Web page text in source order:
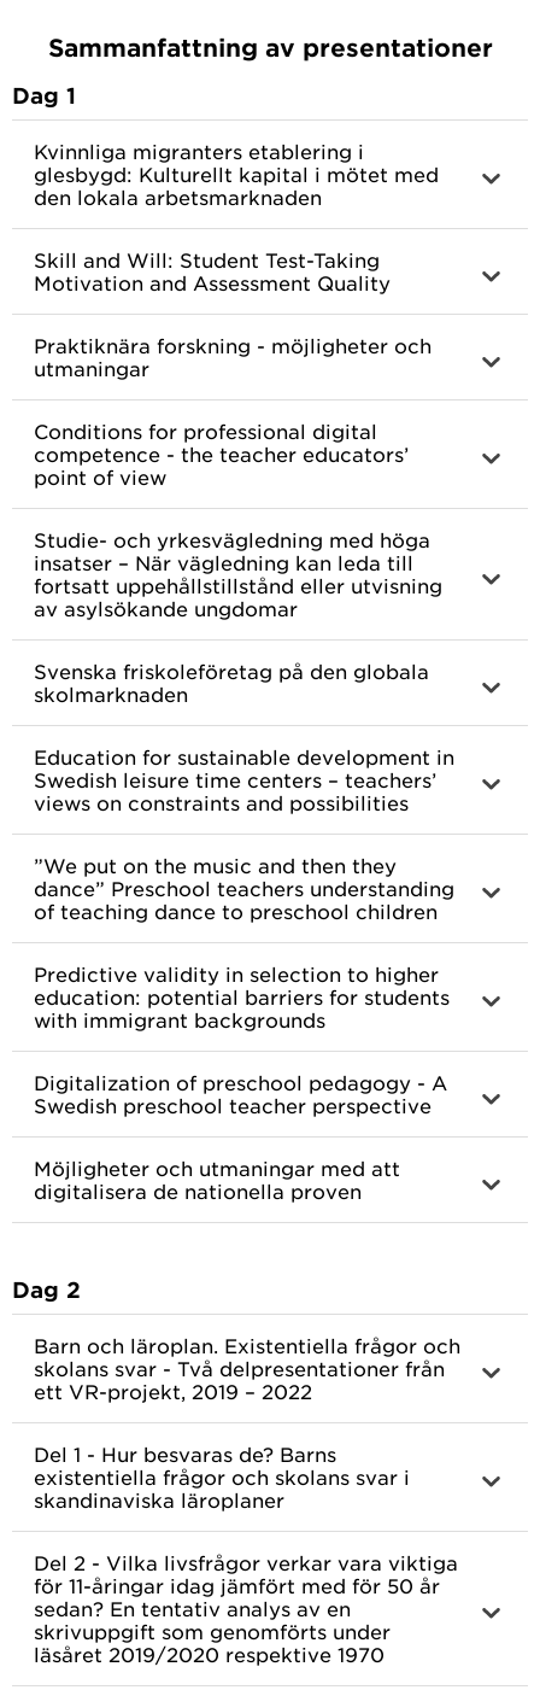
Sammanfattning av presentationer
Dag 1
Kvinnliga migranters etablering i
glesbygd: Kulturellt kapital i mötet med
den lokala arbetsmarknaden
Skill and Will: Student Test-Taking
Motivation and Assessment Quality
Praktiknära forskning - möjligheter och
utmaningar
Conditions for professional digital
competence - the teacher educators’
point of view
Studie- och yrkesvägledning med höga
insatser – När vägledning kan leda till
fortsatt uppehållstillstånd eller utvisning
av asylsökande ungdomar
Svenska friskoleföretag på den globala
skolmarknaden
Education for sustainable development in
Swedish leisure time centers – teachers’
views on constraints and possibilities
”We put on the music and then they
dance” Preschool teachers understanding
of teaching dance to preschool children
Predictive validity in selection to higher
education: potential barriers for students
with immigrant backgrounds
Digitalization of preschool pedagogy - A
Swedish preschool teacher perspective
Möjligheter och utmaningar med att
digitalisera de nationella proven
Dag 2
Barn och läroplan. Existentiella frågor och
skolans svar - Två delpresentationer från
ett VR-projekt, 2019 – 2022
Del 1 - Hur besvaras de? Barns
existentiella frågor och skolans svar i
skandinaviska läroplaner
Del 2 - Vilka livsfrågor verkar vara viktiga
för 11-åringar idag jämfört med för 50 år
sedan? En tentativ analys av en
skrivuppgift som genomförts under
läsåret 2019/2020 respektive 1970